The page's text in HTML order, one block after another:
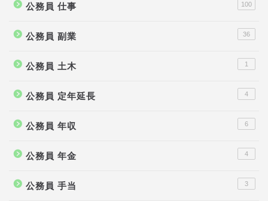
公務員 仕事 100
公務員 副業 36
公務員 土木 1
公務員 定年延長 4
公務員 年収 6
公務員 年金 4
公務員 手当 3